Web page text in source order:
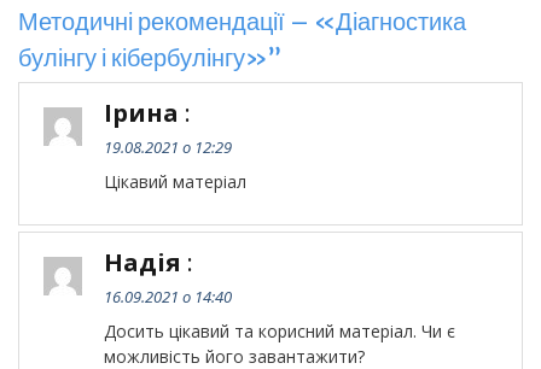
Методичні рекомендації – «Діагностика
булінгу і кібербулінгу»”
Ірина :
19.08.2021 о 12:29
Цікавий матеріал
Надія :
16.09.2021 о 14:40
Досить цікавий та корисний матеріал. Чи є
можливість його завантажити?